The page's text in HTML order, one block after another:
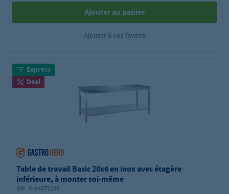
Ajouter au panier
Ajouter à vos favoris
Express
Deal
Table de travail Basic 20x6 en inox avec étagère
inférieure, à monter soi-même
Réf.: GH-YATS206